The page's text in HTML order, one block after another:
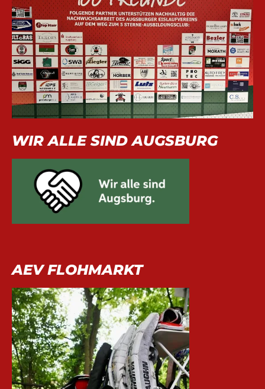
WIR ALLE SIND AUGSBURG
AEV FLOHMARKT